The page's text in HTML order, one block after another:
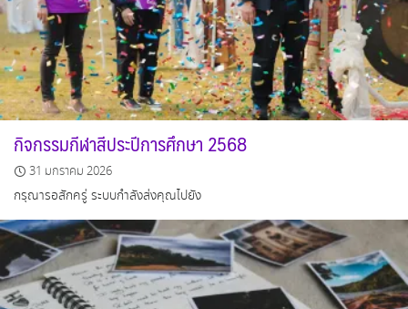
กิจกรรมกีฬาสีประปีการศึกษา 2568
31 มกราคม 2026
กรุณารอสักครู่ ระบบกำลังส่งคุณไปยัง